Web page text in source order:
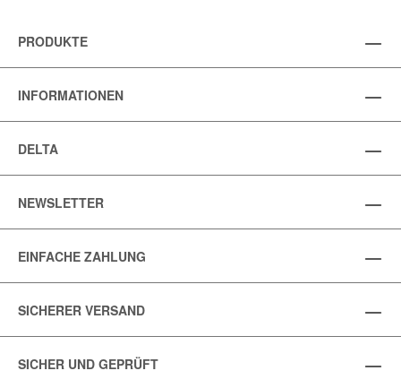
PRODUKTE
INFORMATIONEN
DELTA
NEWSLETTER
EINFACHE ZAHLUNG
SICHERER VERSAND
SICHER UND GEPRÜFT